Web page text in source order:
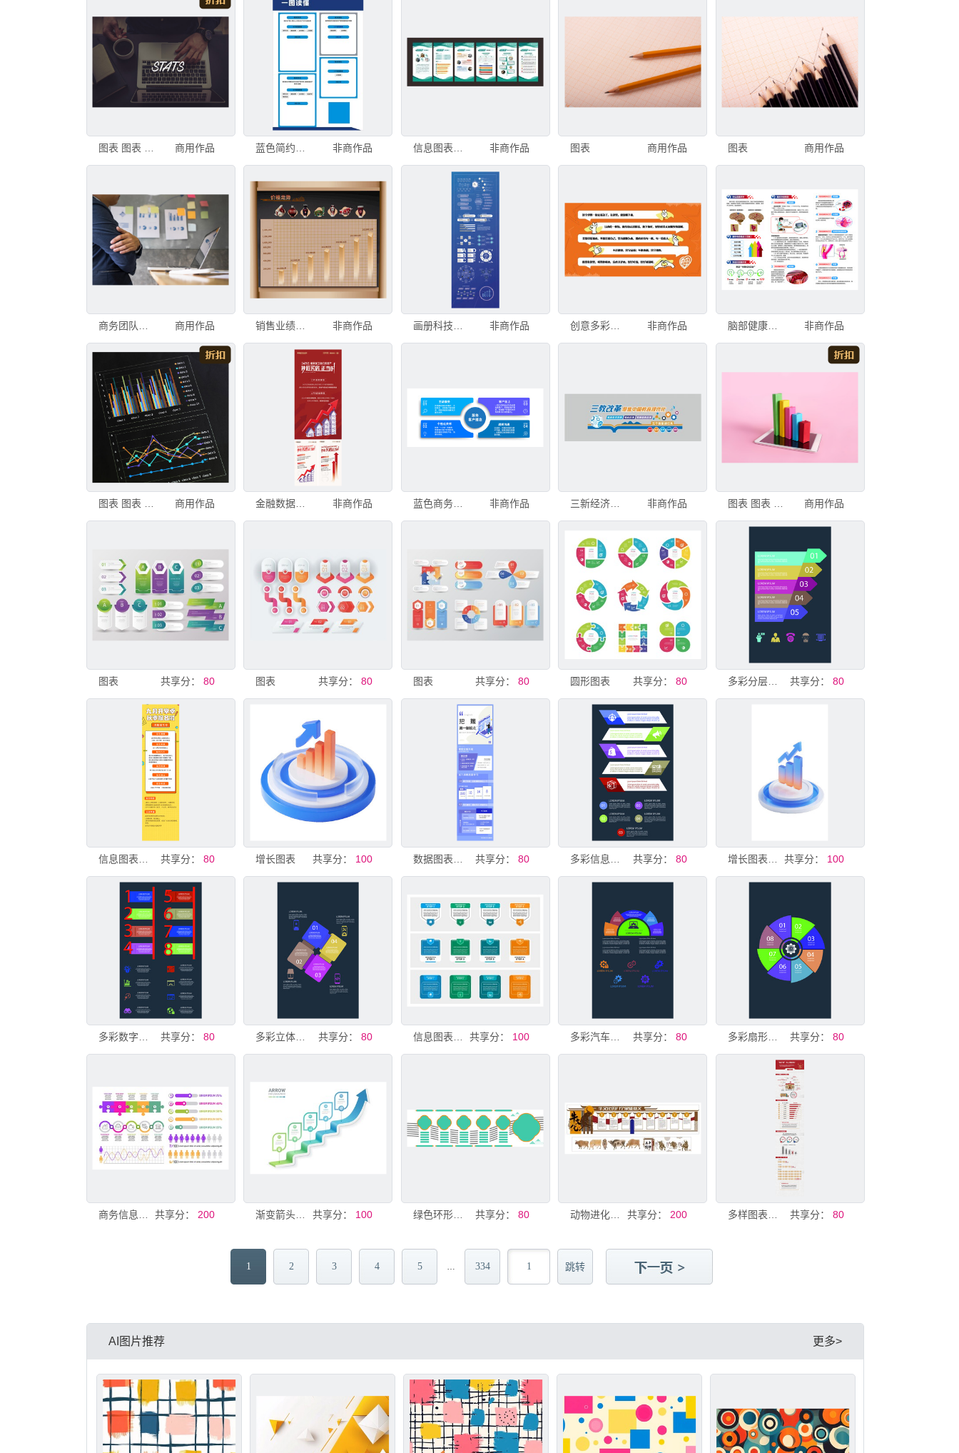
图表 图表 图表 商用作品 蓝色简约图表模板 非商作品 信息图表展示系列内容 非商作品 图表 商用作品 图表 商用作品
商用作品 非商作品 非商作品 非商作品 脑部健康科普信息图表 非商作品
商用作品 非商作品 蓝色商务风格信息图表模板 非商作品 非商作品 商用作品
图表 共享分：80 图表 共享分： 80 图表 共享分：80 圆形图表 共享分： 80 多彩分层信息图表 共享分： 80
共享分：80 增长图表 共享分： 100 共享分：80 共享分： 80 共享分： 100
共享分：80 共享分： 80 共享分： 100 共享分： 80 多彩扇形数据图表 共享分： 80
共享分： 200 共享分： 100 绿色环形图表信息展示 共享分：80 共享分： 200 共享分： 80
1 2 3 4 5 … 334
AI图片推荐 更多>